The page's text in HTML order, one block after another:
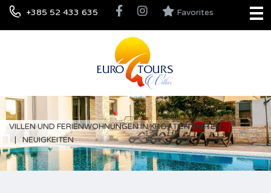
+385 52 433 635 Favorites
VILLEN UND FERIENWOHNUNGEN IN KROATIEN MIETEN
NEUIGKEITEN